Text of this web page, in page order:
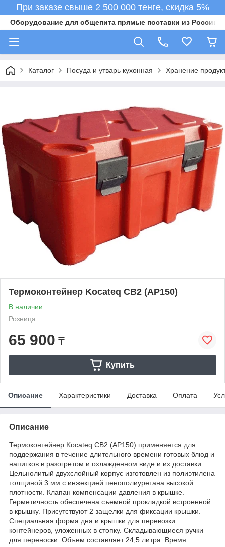
При заказе свыше 2 500 000 тенге, скидка 5%
Оборудование для общепита прямые поставки из России в
Каталог Посуда и утварь кухонная Хранение
Термоконтейнер Kocateq CB2 (AP150)
В наличии
Розница
65 900 ₸
Купить
Описание Характеристики Доставка Оплата
Описание
Термоконтейнер Kocateq CB2 (AP150) применяется для
поддержания в течение длительного времени готовых блюд и
напитков в разогретом и охлажденном виде и их доставки.
Цельнолитый двухслойный корпус изготовлен из полиэтилена
толщиной 3 мм с инжекцией пенополиуретана высокой
плотности. Клапан компенсации давления в крышке.
Герметичность обеспечена съемной прокладкой встроенной
в крышку. Присутствуют 2 защелки для фиксации крышки.
Специальная форма дна и крышки для перевозки
контейнеров, уложенных в стопку. Складывающиеся ручки
для переноски. Объем составляет 24,5 литра. Время